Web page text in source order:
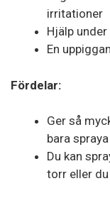
irritationer
Hjälp
En
Fördelar:
Ger så
bara
Du kan
torr eller